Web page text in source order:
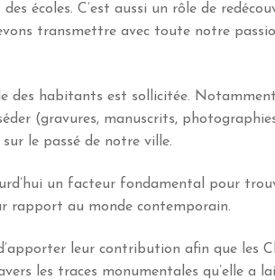
écoles. C’est aussi un rôle de
transmettre avec toute notre
des habitants est sollicitée.
(gravures, manuscrits,
le passé de notre ville.
un facteur fondamental pour
rapport au monde contemporain.
leur contribution afin que les
les traces monumentales qu’elle a